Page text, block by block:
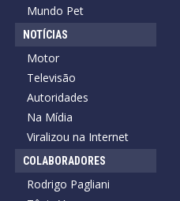
Mundo Pet
NOTÍCIAS
Motor
Televisão
Autoridades
Na Mídia
Viralizou na Internet
COLABORADORES
Rodrigo Pagliani